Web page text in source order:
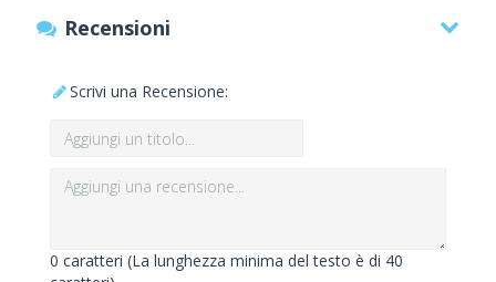
Recensioni
Scrivi una Recensione:
0 caratteri (La lunghezza minima del testo è di 40